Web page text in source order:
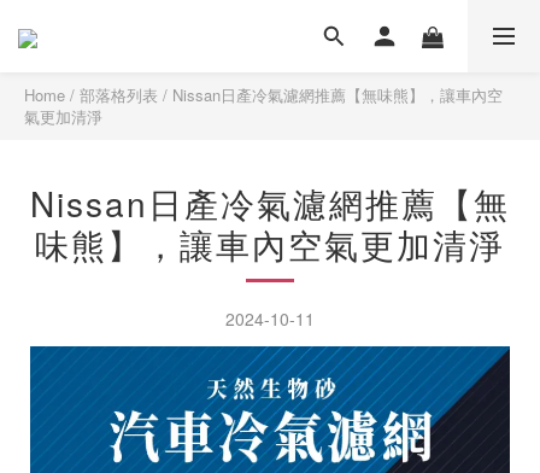
Home / 部落格列表 / Nissan日產冷氣濾網推薦【無味熊】，讓車內空
氣更加清淨
Nissan日產冷氣濾網推薦【無
味熊】，讓車內空氣更加清淨
2024-10-11